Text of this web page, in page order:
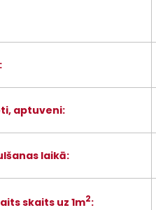
aptuveni:
laikā:
skaits uz 1m2: